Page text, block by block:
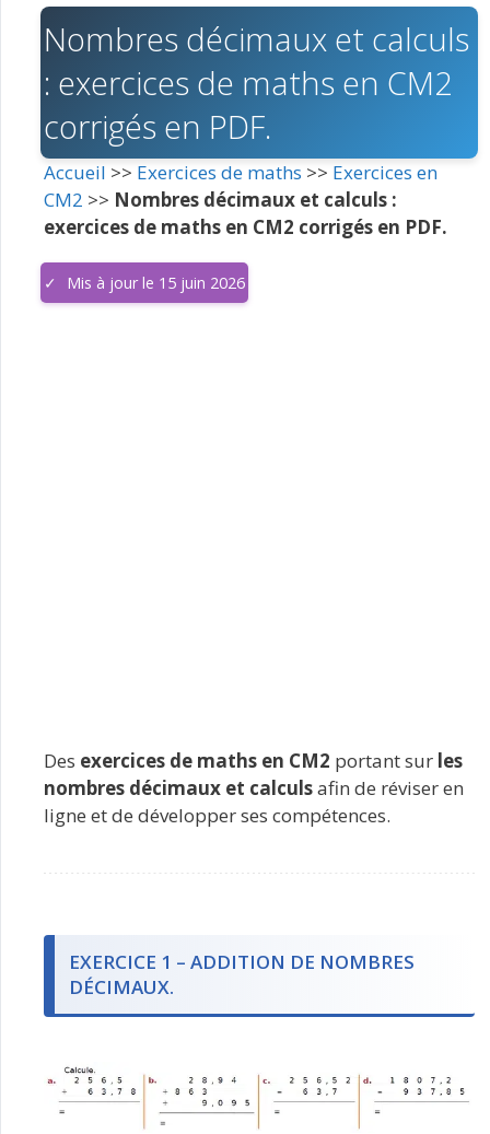
Nombres décimaux et calculs
: exercices de maths en CM2
corrigés en PDF.
Accueil >> Exercices de maths >> Exercices en
CM2 >> Nombres décimaux et calculs :
exercices de maths en CM2 corrigés en PDF.
Mis à jour le 15 juin 2026
Des exercices de maths en CM2 portant sur les
nombres décimaux et calculsafin de réviser en
ligne et de développer ses compétences.
EXERCICE 1 – ADDITION DE NOMBRES
DÉCIMAUX.